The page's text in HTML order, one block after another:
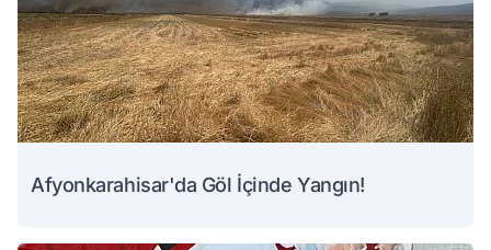
Afyonkarahisar'da Göl İçinde Yangın!